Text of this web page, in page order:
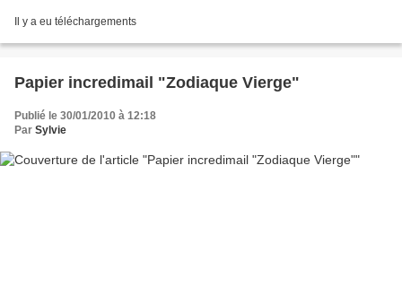
Il y a eu téléchargements
Papier incredimail "Zodiaque Vierge"
Publié le 30/01/2010 à 12:18
Par Sylvie